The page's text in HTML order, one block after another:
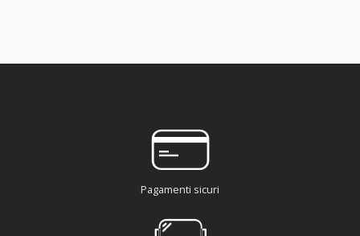
Pagamenti sicuri